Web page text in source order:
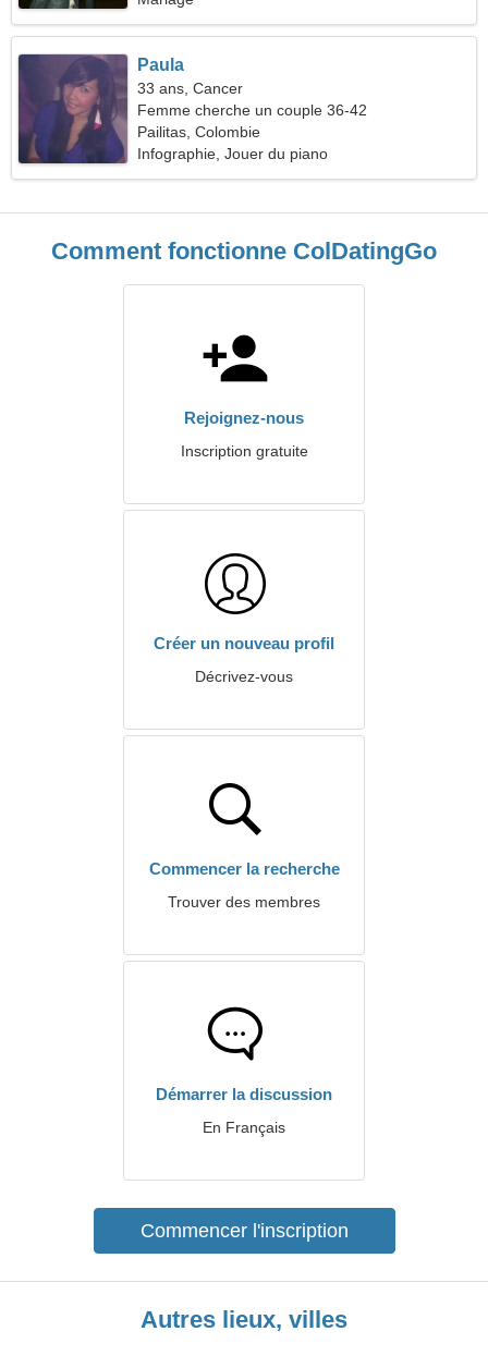
Paula
33 ans, Cancer
Femme cherche un couple 36-42
Pailitas, Colombie
Infographie, Jouer du piano
Comment fonctionne ColDatingGo
Rejoignez-nous
Inscription gratuite
Créer un nouveau profil
Décrivez-vous
Commencer la recherche
Trouver des membres
Démarrer la discussion
En Français
Commencer l'inscription
Autres lieux, villes